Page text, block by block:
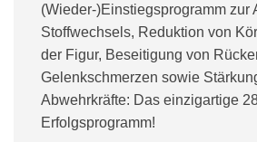
(Wieder-)Einstiegsprogramm zur
Stoffwechsels, Reduktion von
der Figur, Beseitigung von
Gelenkschmerzen sowie
Abwehrkräfte: Das einzigartige
Erfolgsprogramm!